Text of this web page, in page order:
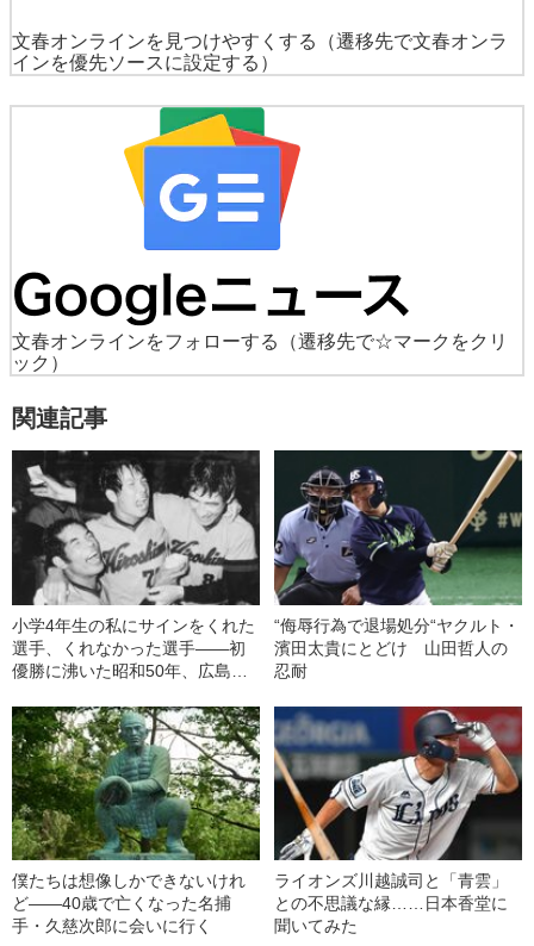
文春オンラインを見つけやすくする
（遷移先で文春オンラ
インを優先ソースに設定する）
文春オンラインをフォローする
（遷移先で☆マークをクリ
ック）
関連記事
小学4年生の私にサインをくれた
選手、くれなかった選手――初
優勝に沸いた昭和50年、広島カ
“侮辱行為で退場処分“ヤクルト・
濱田太貴にとどけ 山田哲人の
忍耐
僕たちは想像しかできないけれ
ど――40歳で亡くなった名捕
手・久慈次郎に会いに行く
ライオンズ川越誠司と「青雲」
との不思議な縁……日本香堂に
聞いてみた